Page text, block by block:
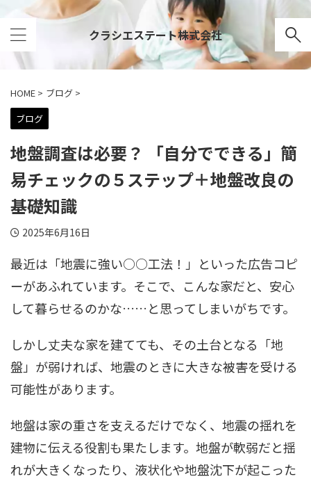
クラシエステート株式会社
HOME > ブログ >
ブログ
地盤調査は必要？ 「自分でできる」簡
易チェックの５ステップ＋地盤改良の
基礎知識
2025年6月16日
最近は「地震に強い○○工法！」といった広告コピ
ーがあふれています。そこで、こんな家だと、安心
して暮らせるのかな……と思ってしまいがちです。
しかし丈夫な家を建てても、その土台となる「地
盤」が弱ければ、地震のときに大きな被害を受ける
可能性があります。
地盤は家の重さを支えるだけでなく、地震の揺れを
建物に伝える役割も果たします。地盤が軟弱だと揺
れが大きくなったり、液状化や地盤沈下が起こった